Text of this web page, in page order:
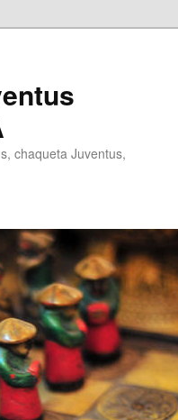
chaqueta Juventus,